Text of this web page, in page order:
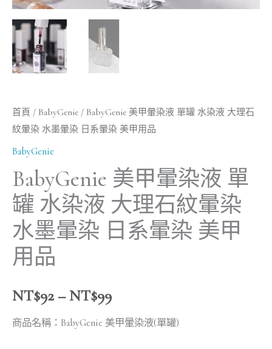
首頁 / BabyGenie / BabyGenie 美甲暈染液 單罐 水染液 大理石
紋暈染 水墨暈染 日系暈染 美甲用品
BabyGenie
BabyGenie 美甲暈染液 單
罐 水染液 大理石紋暈染
水墨暈染 日系暈染 美甲
用品
NT$92– NT$99
商品名稱：BabyGenie 美甲暈染液(單罐)
石
紋
暈
染
暈
染
日
系
暈
染
美
甲
用
數
量